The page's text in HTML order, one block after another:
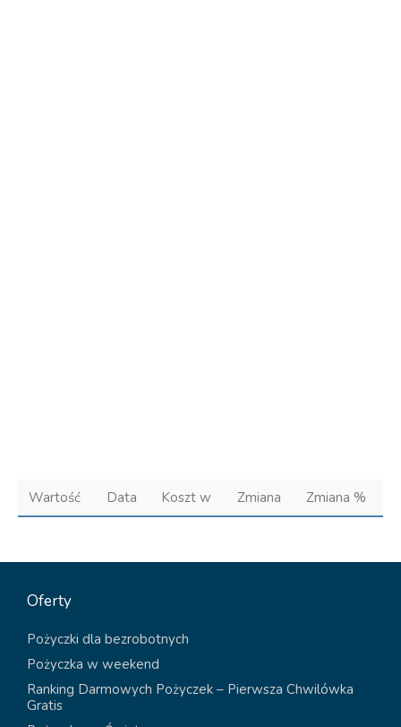
Wartość Data Koszt w Zmiana Zmiana %
Oferty
Pożyczki dla bezrobotnych
Pożyczka w weekend
Ranking Darmowych Pożyczek – Pierwsza Chwilówka
Gratis